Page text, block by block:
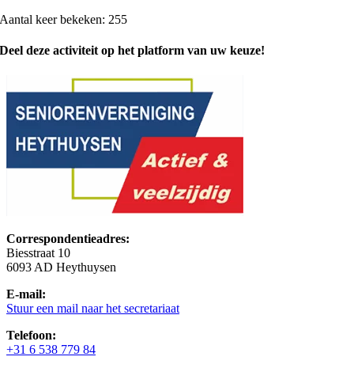
Aantal keer bekeken: 255
Deel deze activiteit op het platform van uw keuze!
Correspondentieadres:
Biesstraat 10
6093 AD Heythuysen
E-mail:
Stuur een mail naar het secretariaat
Telefoon:
+31 6 538 779 84